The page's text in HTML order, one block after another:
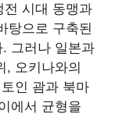
전 시대 동맹과
탕으로 구축된
그러나 일본과
, 오키나와의
인 괌과 북마
에서 균형을